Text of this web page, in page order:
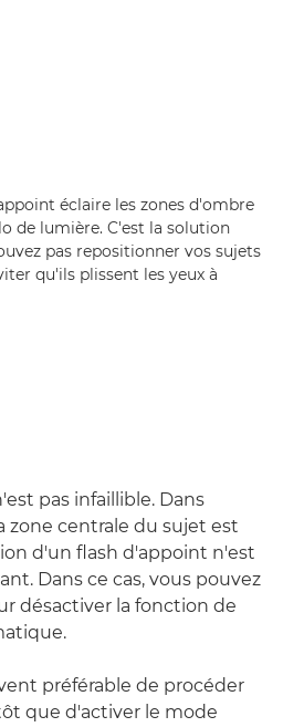
éclaire les zones d'ombre
de lumière. C'est la solution
pas repositionner vos sujets
qu'ils plissent les yeux à
pas infaillible. Dans
zone centrale du sujet est
d'un flash d'appoint n'est
Dans ce cas, vous pouvez
désactiver la fonction de
préférable de procéder
que d'activer le mode